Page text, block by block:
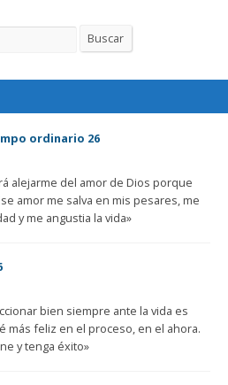
Buscar
ordinario 26
alejarme del amor de Dios porque
amor me salva en mis pesares, me
y me angustia la vida»
bien siempre ante la vida es
más feliz en el proceso, en el ahora.
y tenga éxito»